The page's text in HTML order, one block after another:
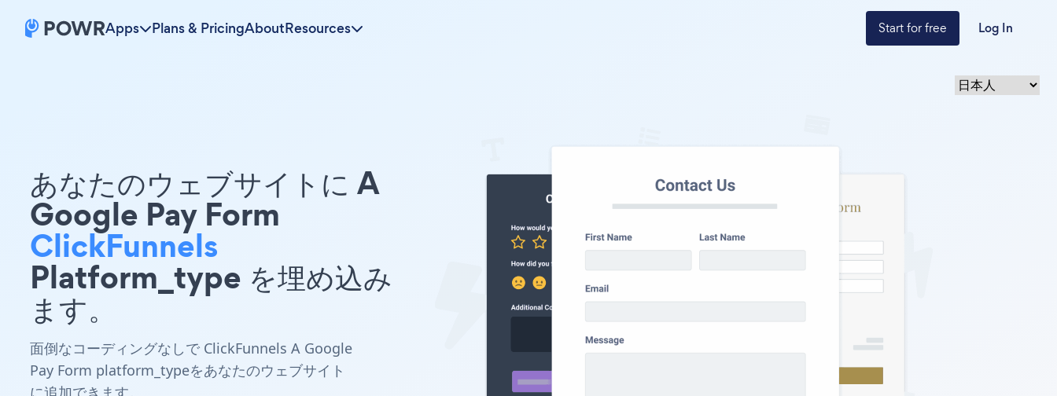
Apps Plans & PricingAboutResources Start for free Log In
あなたのウェブサイトに A
Google Pay Form
ClickFunnels
Platform_type を埋め込み
ます。
面倒なコーディングなしで ClickFunnels A Google
Pay Form platform_typeをあなたのウェブサイト
に追加できます。